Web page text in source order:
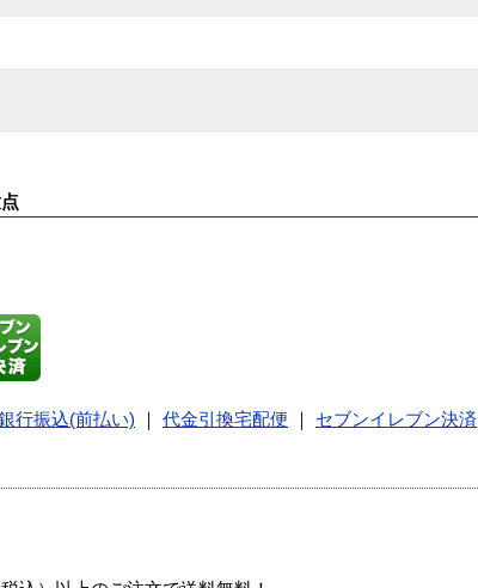
行振込(前払い) 代金引換宅配便
セブンイレブン決済